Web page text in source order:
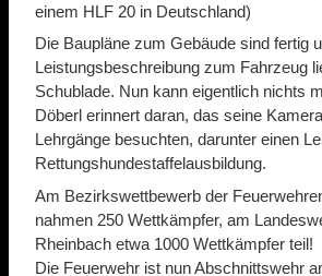
einem HLF 20 in Deutschland)
Die Baupläne zum Gebäude sind fertig
Leistungsbeschreibung zum Fahrzeug
Schublade. Nun kann eigentlich nichts
Döberl erinnert daran, das seine
Lehrgänge besuchten, darunter einen
Rettungshundestaffelausbildung.
Am Bezirkswettbewerb der
nahmen 250 Wettkämpfer, am
Rheinbach etwa 1000 Wettkämpfer teil!
Die Feuerwehr ist nun Abschnittswehr